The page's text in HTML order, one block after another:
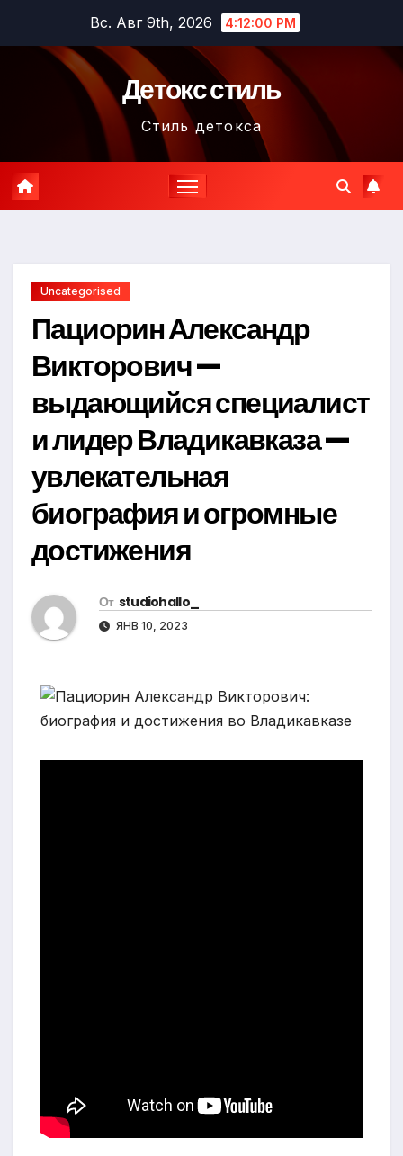
содержимому
Вс. Авг 9th, 2026 4:12:01 PM
Детокс стиль
Стиль детокса
Uncategorised
Пациорин Александр
Викторович —
выдающийся специалист
и лидер Владикавказа —
увлекательная
биография и огромные
достижения
От studiohallo_
ЯНВ 10, 2023